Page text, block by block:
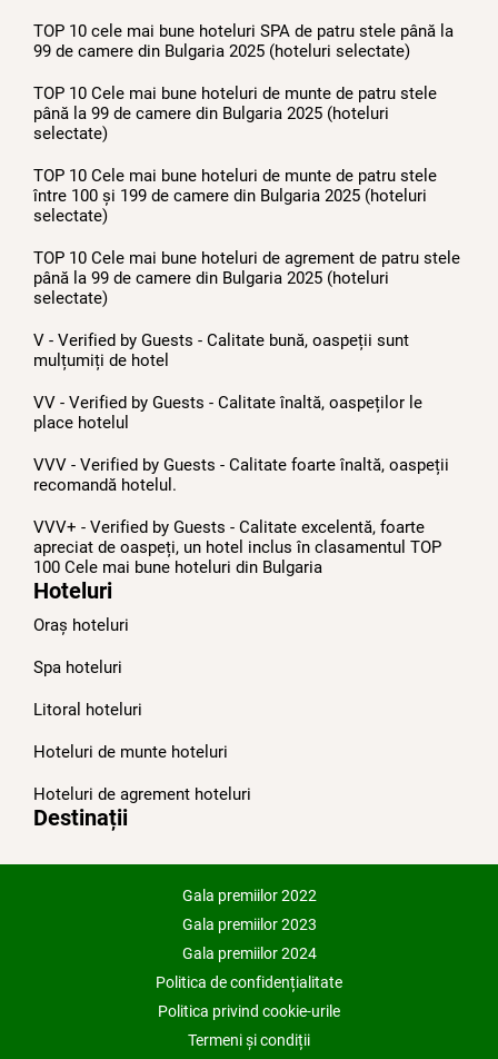
TOP 10 cele mai bune hoteluri SPA de patru stele până la
99 de camere din Bulgaria 2025 (hoteluri selectate)
TOP 10 Cele mai bune hoteluri de munte de patru stele
până la 99 de camere din Bulgaria 2025 (hoteluri
selectate)
TOP 10 Cele mai bune hoteluri de munte de patru stele
între 100 și 199 de camere din Bulgaria 2025 (hoteluri
selectate)
TOP 10 Cele mai bune hoteluri de agrement de patru stele
până la 99 de camere din Bulgaria 2025 (hoteluri
selectate)
V - Verified by Guests - Calitate bună, oaspeții sunt
mulțumiți de hotel
VV - Verified by Guests - Calitate înaltă, oaspeților le
place hotelul
VVV - Verified by Guests - Calitate foarte înaltă, oaspeții
recomandă hotelul.
VVV+ - Verified by Guests - Calitate excelentă, foarte
apreciat de oaspeți, un hotel inclus în clasamentul TOP
100 Cele mai bune hoteluri din Bulgariа
Hoteluri
Oraș hoteluri
Spa hoteluri
Litoral hoteluri
Hoteluri de munte hoteluri
Hoteluri de agrement hoteluri
Destinații
Gala premiilor 2022
Gala premiilor 2023
Gala premiilor 2024
Politica de confidențialitate
Politica privind cookie-urile
Termeni și condiții